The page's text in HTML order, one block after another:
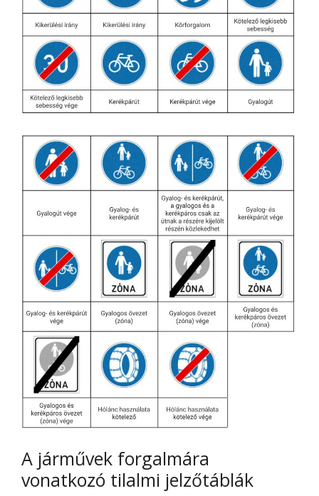
A járművek forgalmára
vonatkozó tilalmi jelzőtáblák